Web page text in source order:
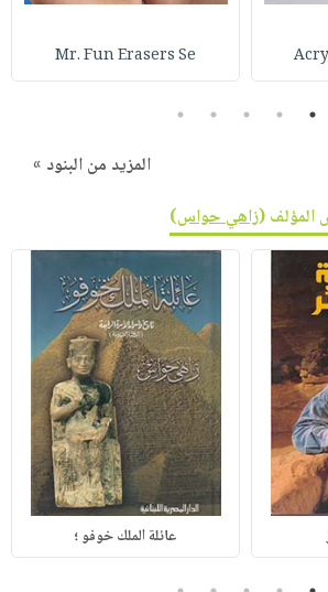
Mr. Fun Erasers Se
1
2
3
4
5
المزيد من البنود »
المؤلف (زاهي حواس)
عائلة الملك خوفو ؛